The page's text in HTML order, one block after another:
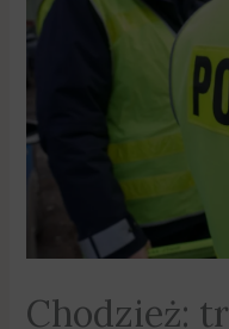
Chodzież: